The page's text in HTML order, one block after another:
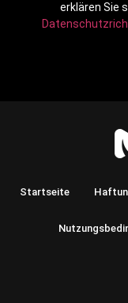
erklären Sie
Startseite